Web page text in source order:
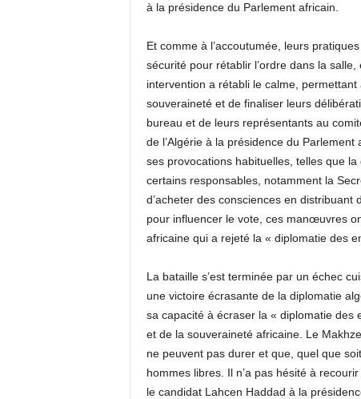
à la présidence du Parlement africain.
Et comme à l’accoutumée, leurs
sécurité pour rétablir l’ordre dans la
intervention a rétabli le calme,
souveraineté et de finaliser leurs
bureau et de leurs représentants au
de l’Algérie à la présidence du
ses provocations habituelles, telles que
certains responsables, notamment la
d’acheter des consciences en
pour influencer le vote, ces manœuvres
africaine qui a rejeté la « diplomatie des
La bataille s’est terminée par un échec
une victoire écrasante de la diplomatie
sa capacité à écraser la « diplomatie des
et de la souveraineté africaine. Le
ne peuvent pas durer et que, quel que
hommes libres. Il n’a pas hésité à
le candidat Lahcen Haddad à la